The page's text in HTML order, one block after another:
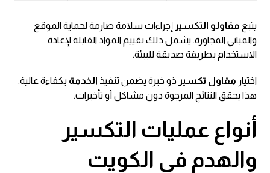
يتبع مقاولو التكسير إجراءات سلامة صارمة لحماية الموقع
والمباني المجاورة. يشمل ذلك تقييم المواد القابلة لإعادة
الاستخدام بطريقة صديقة للبيئة.
اختيار مقاول تكسير ذو خبرة يضمن تنفيذ الخدمة بكفاءة عالية.
هذا يحقق النتائج المرجوة دون مشاكل أو تأخيرات.
أنواع عمليات التكسير
والهدم في الكويت